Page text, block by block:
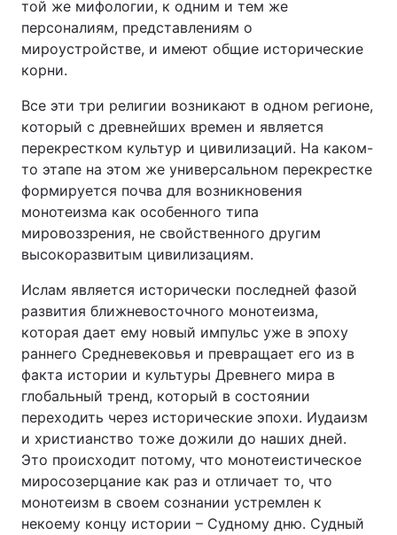
той же мифологии, к одним и тем же
персоналиям, представлениям о
мироустройстве, и имеют общие исторические
корни.
Все эти три религии возникают в одном регионе,
который с древнейших времен и является
перекрестком культур и цивилизаций. На каком-
то этапе на этом же универсальном перекрестке
формируется почва для возникновения
монотеизма как особенного типа
мировоззрения, не свойственного другим
высокоразвитым цивилизациям.
Ислам является исторически последней фазой
развития ближневосточного монотеизма,
которая дает ему новый импульс уже в эпоху
раннего Средневековья и превращает его из в
факта истории и культуры Древнего мира в
глобальный тренд, который в состоянии
переходить через исторические эпохи. Иудаизм
и христианство тоже дожили до наших дней.
Это происходит потому, что монотеистическое
миросозерцание как раз и отличает то, что
монотеизм в своем сознании устремлен к
некоему концу истории – Судному дню. Судный